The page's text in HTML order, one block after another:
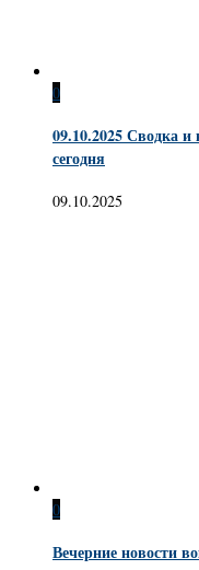
0
09.10.2025 Сводка
сегодня
09.10.2025
0
Вечерние новости